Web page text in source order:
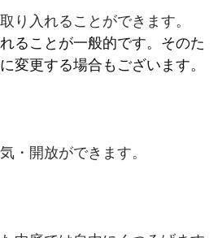
り入れることができます。
ることが一般的です。そのた
変更する場合もございます。
・開放ができます。